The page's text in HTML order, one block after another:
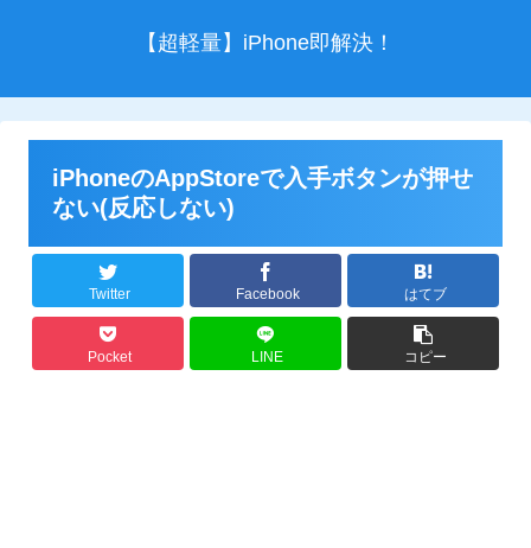
【超軽量】iPhone即解決！
iPhoneのAppStoreで入手ボタンが押せ
ない(反応しない)
Twitter Facebook はてブ
Pocket LINE コピー